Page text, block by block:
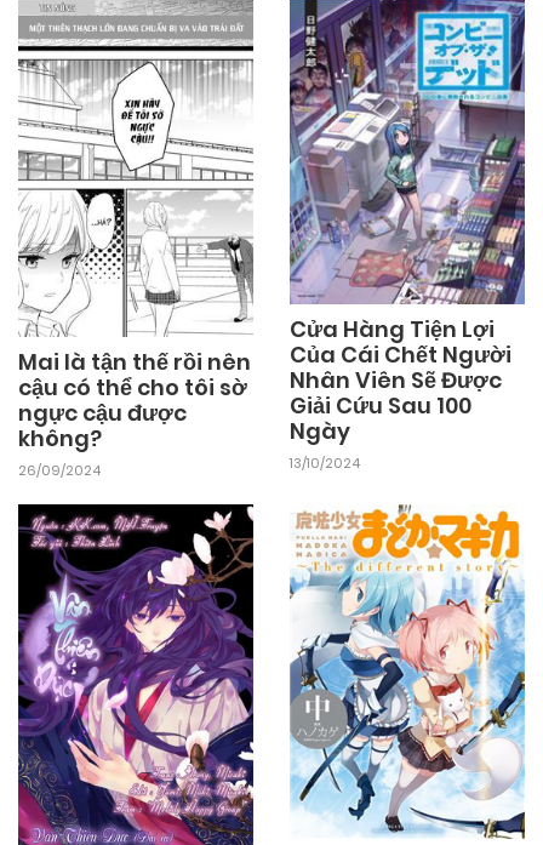
Mai là tận thế rồi nên
cậu có thể cho tôi sờ
ngực cậu được
không?
26/09/2024
Cửa Hàng Tiện Lợi
Của Cái Chết Người
Nhân Viên Sẽ Được
Giải Cứu Sau 100
Ngày
13/10/2024